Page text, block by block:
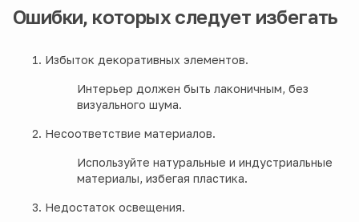
Ошибки, которых следует избегать
Избыток декоративных элементов.
Интерьер должен быть лаконичным, без
визуального шума.
Несоответствие материалов.
Используйте натуральные и индустриальные
материалы, избегая пластика.
Недостаток освещения.